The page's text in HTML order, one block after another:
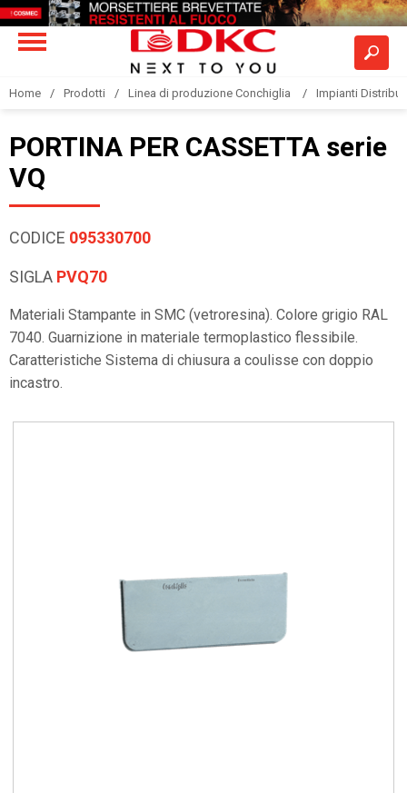
Home Prodotti Linea di produzione Conchiglia Impianti
PORTINA PER CASSETTA serie
VQ
CODICE 095330700
SIGLA PVQ70
Materiali Stampante in SMC (vetroresina). Colore grigio RAL
7040. Guarnizione in materiale termoplastico flessibile.
Caratteristiche Sistema di chiusura a coulisse con doppio
incastro.